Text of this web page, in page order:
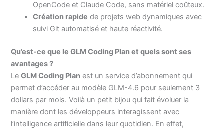
OpenCode et Claude Code, sans matériel coûteux.
Création rapide de projets web dynamiques avec
suivi Git automatisé et haute réactivité.
Qu’est-ce que le GLM Coding Plan et quels sont ses
avantages ?
LeGLM Coding Plan est un service d’abonnement qui
permet d’accéder au modèle GLM-4.6 pour seulement 3
dollars par mois. Voilà un petit bijou qui fait évoluer la
manière dont les développeurs interagissent avec
l’intelligence artificielle dans leur quotidien. En effet,